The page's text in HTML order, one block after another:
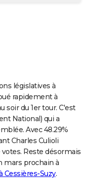
législatives à
rapidement à
soir du 1er tour. C'est
National) qui a
Avec 48.29%
Charles Culioli
votes. Reste désormais
mars prochain à
Cessières-Suzy.